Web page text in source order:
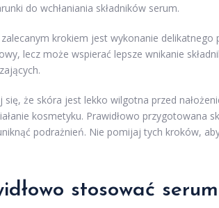
do wchłaniania składników serum.
krokiem jest wykonanie
lecz może wspierać lepsze wnikanie
się, że skóra jest lekko wilgotna przed
kosmetyku. Prawidłowo przygotowana
podrażnień. Nie pomijaj tych kroków,
stosować